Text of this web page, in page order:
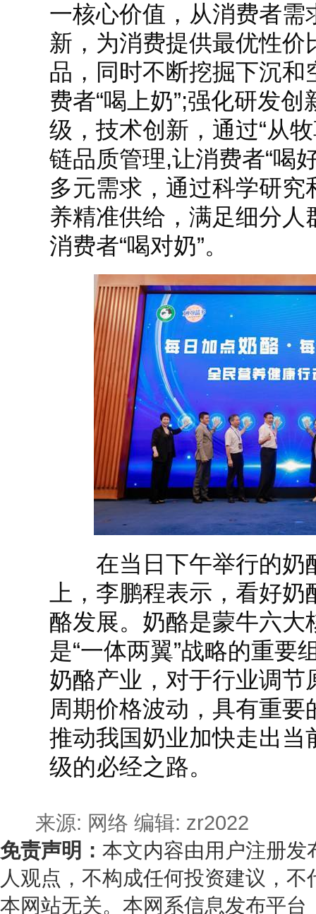
一核心价值，从消费者需
新，为消费提供最优性价
品，同时不断挖掘下沉和
费者“喝上奶”;强化研发
级，技术创新，通过“从
链品质管理,让消费者“喝
多元需求，通过科学研究
养精准供给，满足细分人
消费者“喝对奶”。
在当日下午举行的奶
上，李鹏程表示，看好
酪发展。奶酪是蒙牛六大
是“一体两翼”战略的重要
奶酪产业，对于行业调节
周期价格波动，具有重要
推动我国奶业加快走出当
级的必经之路。
来源: 网络 编辑: zr2022
免责声明： 本文内容由用户注册发
人观点，不构成任何投资建议，
本网站无关。本网系信息发布平